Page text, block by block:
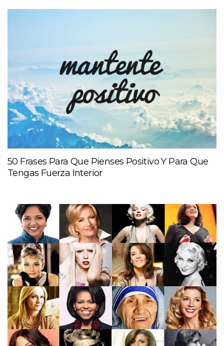
50 Frases Para Que Pienses Positivo Y Para Que
Tengas Fuerza Interior